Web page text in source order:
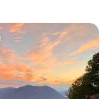
les plus aimés